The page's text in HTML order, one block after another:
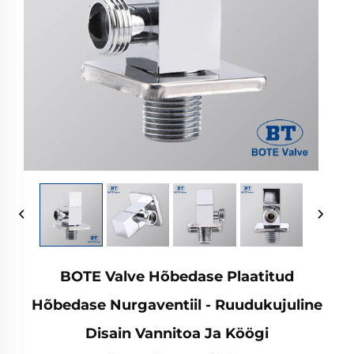
BOTE Valve Hõbedase Plaatitud
Hõbedase Nurgaventiil - Ruudukujuline
Disain Vannitoa Ja Köögi